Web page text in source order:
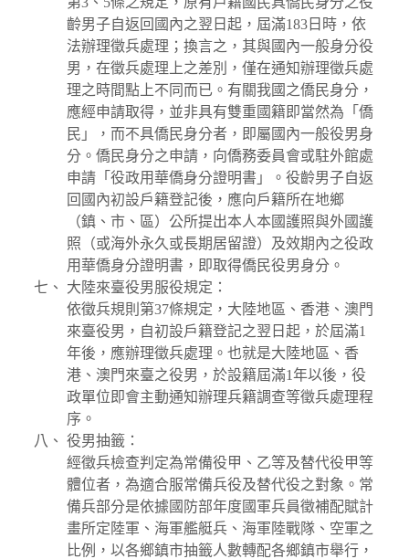
齡男子自返回國內之翌日起，屆滿183日時，依
法辦理徵兵處理；換言之，其與國內一般身分役
男，在徵兵處理上之差別，僅在通知辦理徵兵處
理之時間點上不同而已。有關我國之僑民身分，
應經申請取得，並非具有雙重國籍即當然為「僑
民」，而不具僑民身分者，即屬國內一般役男身
分。僑民身分之申請，向僑務委員會或駐外館處
申請「役政用華僑身分證明書」。役齡男子自返
回國內初設戶籍登記後，應向戶籍所在地鄉
（鎮、市、區）公所提出本人本國護照與外國護
照（或海外永久或長期居留證）及效期內之役政
用華僑身分證明書，即取得僑民役男身分。
大陸來臺役男服役規定：
依徵兵規則第37條規定，大陸地區、香港、澳門
來臺役男，自初設戶籍登記之翌日起，於屆滿1
年後，應辦理徵兵處理。也就是大陸地區、香
港、澳門來臺之役男，於設籍屆滿1年以後，役
政單位即會主動通知辦理兵籍調查等徵兵處理程
序。
役男抽籤：
經徵兵檢查判定為常備役甲、乙等及替代役甲等
體位者，為適合服常備兵役及替代役之對象。常
備兵部分是依據國防部年度國軍兵員徵補配賦計
畫所定陸軍、海軍艦艇兵、海軍陸戰隊、空軍之
比例，以各鄉鎮市抽籤人數轉配各鄉鎮市舉行，